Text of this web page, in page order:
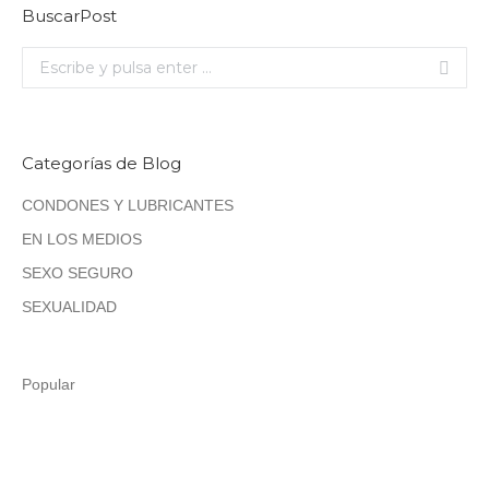
BuscarPost
Categorías de Blog
CONDONES Y LUBRICANTES
EN LOS MEDIOS
SEXO SEGURO
SEXUALIDAD
Popular